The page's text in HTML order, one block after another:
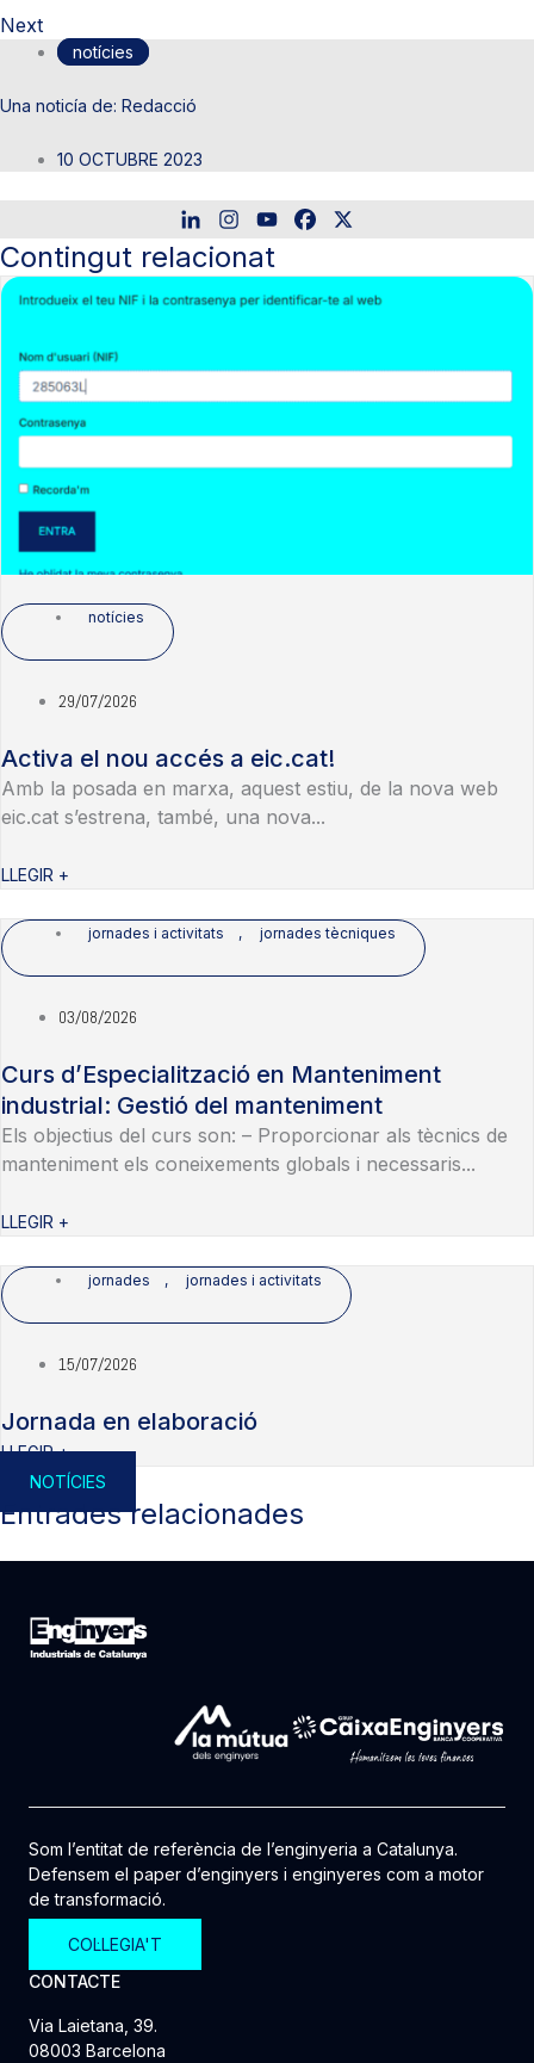
Next
notícies
Redacció
10 OCTUBRE 2023
Contingut relacionat
notícies
29/07/2026
Activa el nou accés a eic.cat!
Amb la posada en marxa, aquest estiu, de la nova web
eic.cat s’estrena, també, una nova...
LLEGIR +
jornades i activitats , jornades tècniques
03/08/2026
Curs d’Especialització en Manteniment
industrial: Gestió del manteniment
Els objectius del curs son: – Proporcionar als tècnics de
manteniment els coneixements globals i necessaris...
LLEGIR +
jornades , jornades i activitats
15/07/2026
Jornada en elaboració
LLEGIR +
NOTÍCIES
Entrades relacionades
Som l’entitat de referència de l’enginyeria a Catalunya.
Defensem el paper d’enginyers i enginyeres com a motor
de transformació.
COL·LEGIA'T
CONTACTE
Via Laietana, 39.
08003 Barcelona